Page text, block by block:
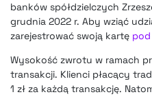
banków spółdzielczych
grudnia 2022 r. Aby wziąć
zarejestrować swoją kartę
Wysokość zwrotu w ramach
transakcji. Klienci płacący
1 zł za każdą transakcję.